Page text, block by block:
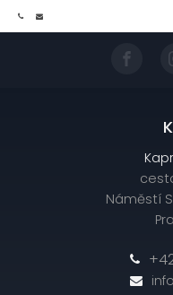
Náměstí